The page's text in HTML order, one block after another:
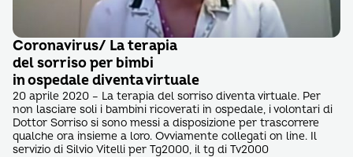
Coronavirus/ La terapia
del sorriso per bimbi
in ospedale diventa virtuale
20 aprile 2020 – La terapia del sorriso diventa virtuale. Per
non lasciare soli i bambini ricoverati in ospedale, i volontari di
Dottor Sorriso si sono messi a disposizione per trascorrere
qualche ora insieme a loro. Ovviamente collegati on line. Il
servizio di Silvio Vitelli per Tg2000, il tg di Tv2000